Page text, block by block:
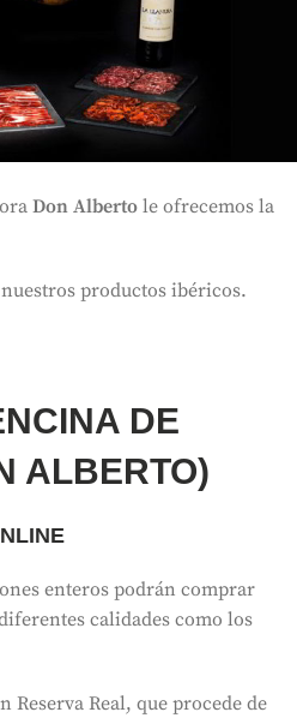
Don Alberto le ofrecemos la
productos ibéricos.
DE
ALBERTO)
enteros podrán comprar
calidades como los
Reserva Real, que procede de